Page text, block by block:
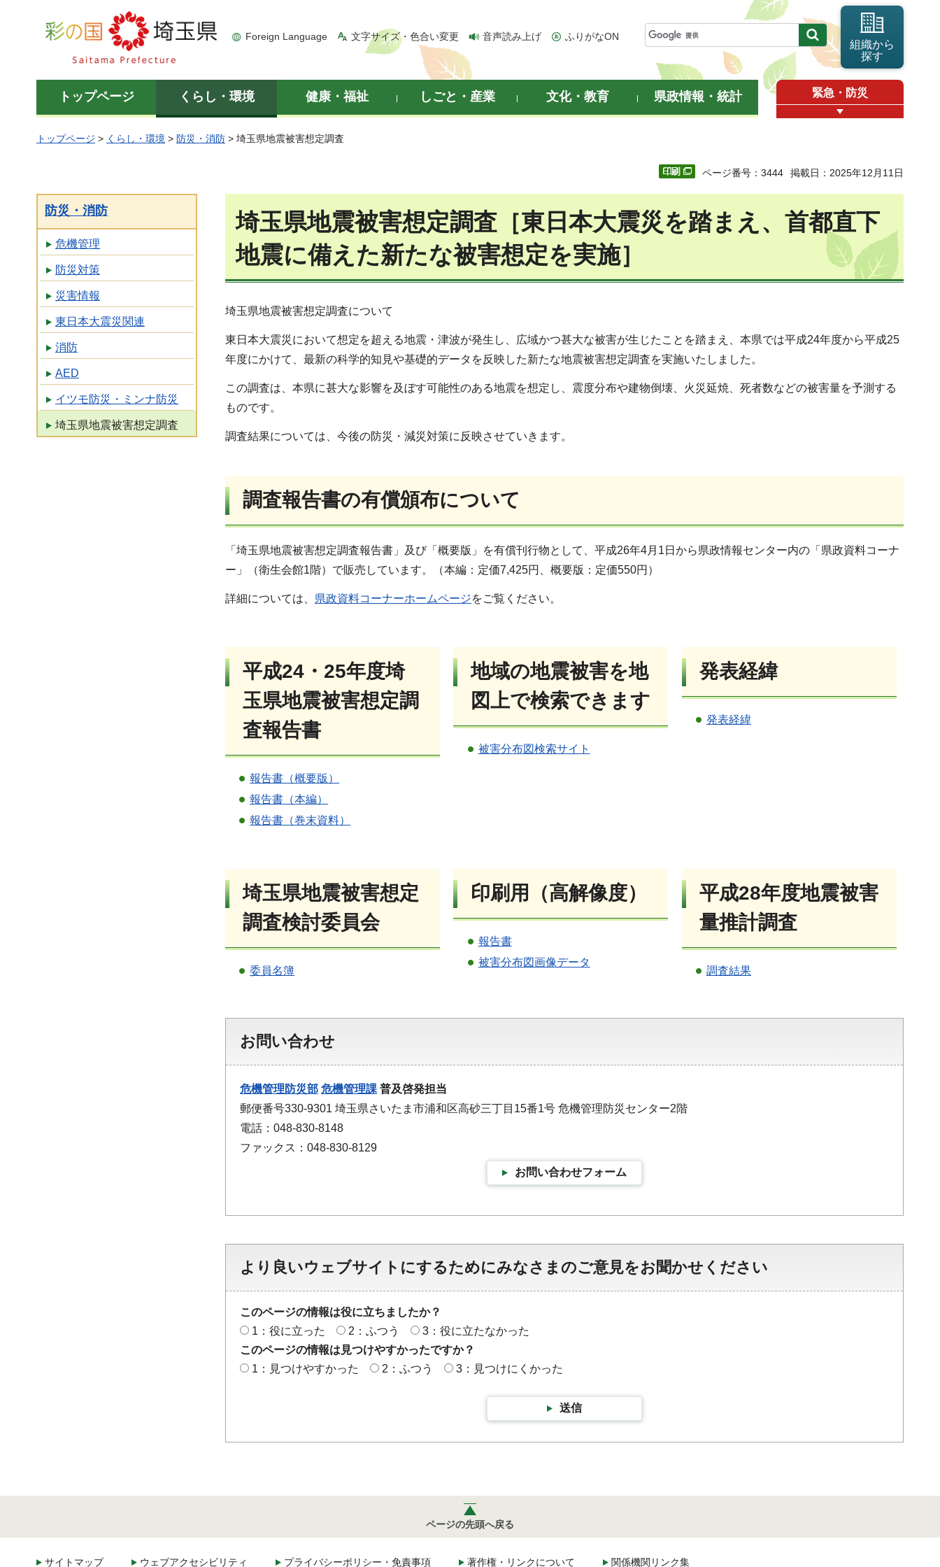
彩の国 埼玉県
Foreign Language 文字サイズ・色合い変更 音声読み上げ ふりがなON
組織から
探す
トップページ くらし・環境 健康・福祉 しごと・産業 文化・教育 県政情報・統計 緊急・防災
トップページ > くらし・環境 > 防災・消防 > 埼玉県地震被害想定調査
ページ番号：3444 掲載日：2025年12月11日
防災・消防
危機管理
防災対策
災害情報
東日本大震災関連
消防
AED
イツモ防災・ミンナ防災
埼玉県地震被害想定調査
埼玉県地震被害想定調査［東日本大震災を踏まえ、首都直下
地震に備えた新たな被害想定を実施］
埼玉県地震被害想定調査について
東日本大震災において想定を超える地震・津波が発生し、広域かつ甚大な被害が生じたことを踏まえ、本県では平成24年度から平成25
年度にかけて、最新の科学的知見や基礎的データを反映した新たな地震被害想定調査を実施いたしました。
この調査は、本県に甚大な影響を及ぼす可能性のある地震を想定し、震度分布や建物倒壊、火災延焼、死者数などの被害量を予測する
ものです。
調査結果については、今後の防災・減災対策に反映させていきます。
調査報告書の有償頒布について
「埼玉県地震被害想定調査報告書」及び「概要版」を有償刊行物として、平成26年4月1日から県政情報センター内の「県政資料コーナ
ー」（衛生会館1階）で販売しています。（本編：定価7,425円、概要版：定価550円）
詳細については、 県政資料コーナーホームページをご覧ください。
平成24・25年度埼
玉県地震被害想定調
査報告書
報告書（概要版）
報告書（本編）
報告書（巻末資料）
地域の地震被害を地
図上で検索できます
被害分布図検索サイト
発表経緯
発表経緯
埼玉県地震被害想定
調査検討委員会
委員名簿
印刷用（高解像度）
報告書
被害分布図画像データ
平成28年度地震被害
量推計調査
調査結果
お問い合わせ
危機管理防災部 危機管理課 普及啓発担当
郵便番号330-9301 埼玉県さいたま市浦和区高砂三丁目15番1号 危機管理防災センター2階
電話：048-830-8148
ファックス：048-830-8129
お問い合わせフォーム
より良いウェブサイトにするためにみなさまのご意見をお聞かせください
このページの情報は役に立ちましたか？
1：役に立った
2：ふつう
3：役に立たなかった
このページの情報は見つけやすかったですか？
1：見つけやすかった
2：ふつう 3：見つけにくかった
送信
ページの先頭へ戻る
サイトマップ ウェブアクセシビリティ プライバシーポリシー・免責事項 著作権・リンクについて 関係機関リンク集